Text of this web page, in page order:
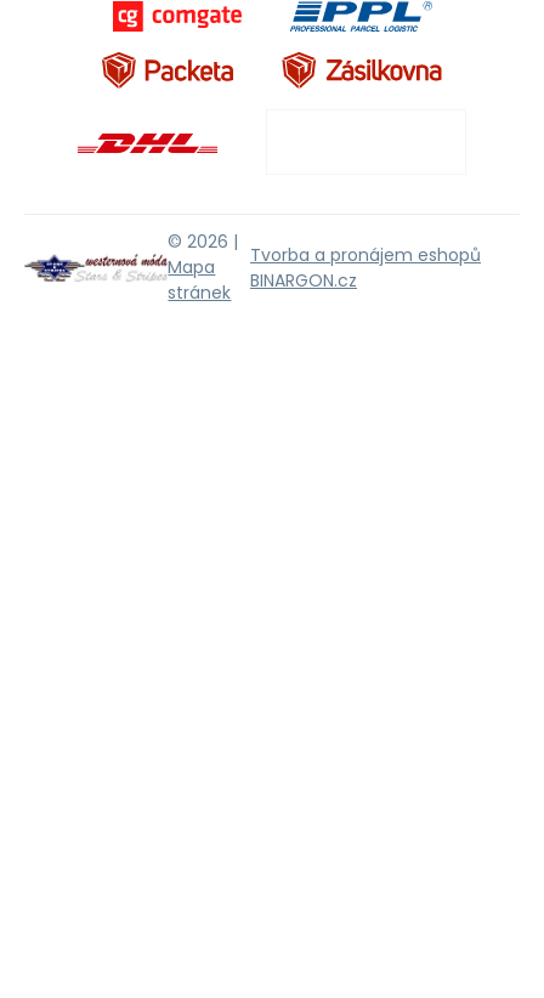
© 2026 |
Mapa
stránek
Tvorba a pronájem eshopů
BINARGON.cz